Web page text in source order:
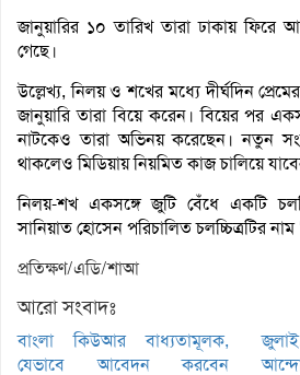
জানুয়ারির ১০ তারিখ তারা ঢাকায় ফিরে
গেছে।
উল্লেখ্য, নিলয় ও শখের মধ্যে দীর্ঘদিন
জানুয়ারি তারা বিয়ে করেন। বিয়ের পর
নাটকেও তারা অভিনয় করেছেন। নতুন
থাকলেও মিডিয়ায় নিয়মিত কাজ চালিয়ে
নিলয়-শখ একসঙ্গে জুটি বেঁধে একটি
সানিয়াত হোসেন পরিচালিত চলচ্চিত্রটির
প্রতিক্ষণ/এডি/শাআ
আরো সংবাদঃ
বাংলা কিউআর বাধ্যতামূলক,
যেভাবে আবেদন করবেন